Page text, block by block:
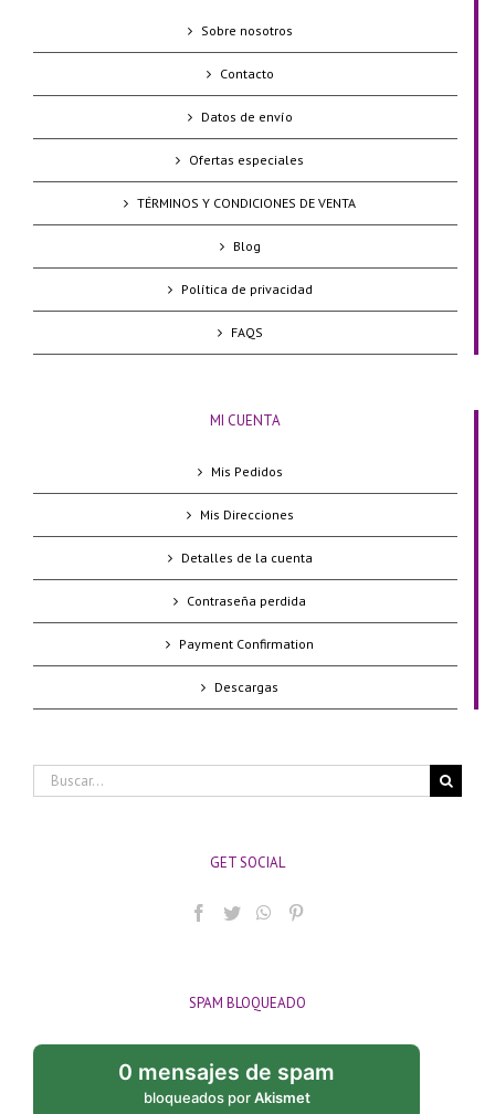
Sobre nosotros
Contacto
Datos de envío
Ofertas especiales
TÉRMINOS Y CONDICIONES DE VENTA
Blog
Política de privacidad
FAQS
MI CUENTA
Mis Pedidos
Mis Direcciones
Detalles de la cuenta
Contraseña perdida
Payment Confirmation
Descargas
Buscar:
GET SOCIAL
SPAM BLOQUEADO
0 mensajes de spam
bloqueados porAkismet